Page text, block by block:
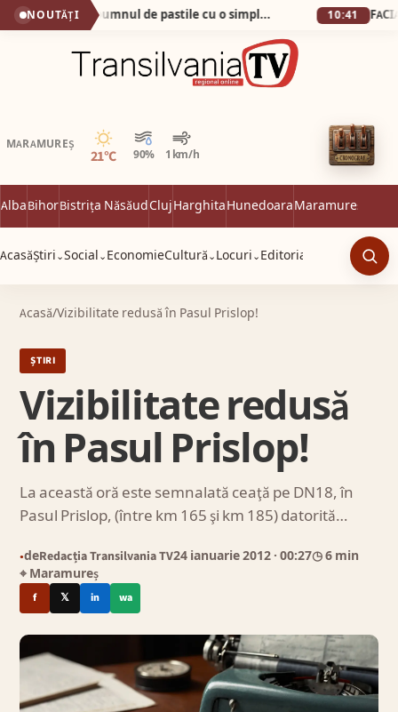
NOUTĂȚI Cum am scăpat de pumnul de pastile cu o simplă apă minerală! 10:41
MARAMUREȘ
21°C 90% 1 km/h
Senin
AlbaBihorBistrița NăsăudClujHarghitaHunedoaraMaramureș
AcasăȘtiri ⌄Social ⌄ EconomieCultură ⌄ Locuri ⌄ Editorial
Acasă/Vizibilitate redusă în Pasul Prislop!
ȘTIRI
Vizibilitate redusă
în Pasul Prislop!
La această oră este semnalată ceaţă pe DN18, în
Pasul Prislop, (între km 165 şi km 185) datorită…
●deRedacția Transilvania TV24 ianuarie 2012 · 00:27◷ 6 min
⌖ Maramureș
f 𝕏 in wa